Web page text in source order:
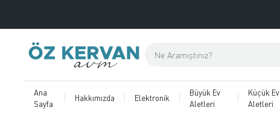
Ana
Sayfa
Hakkımızda Elektronik
Büyük Ev
Aletleri
Küçük Ev
Aletleri